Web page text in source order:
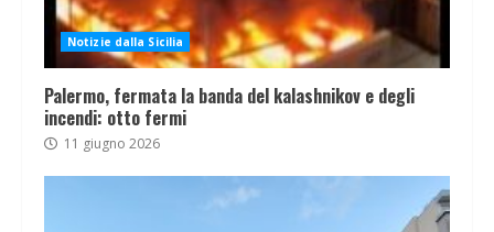
Notizie dalla Sicilia
Palermo, fermata la banda del kalashnikov e degli
incendi: otto fermi
11 giugno 2026